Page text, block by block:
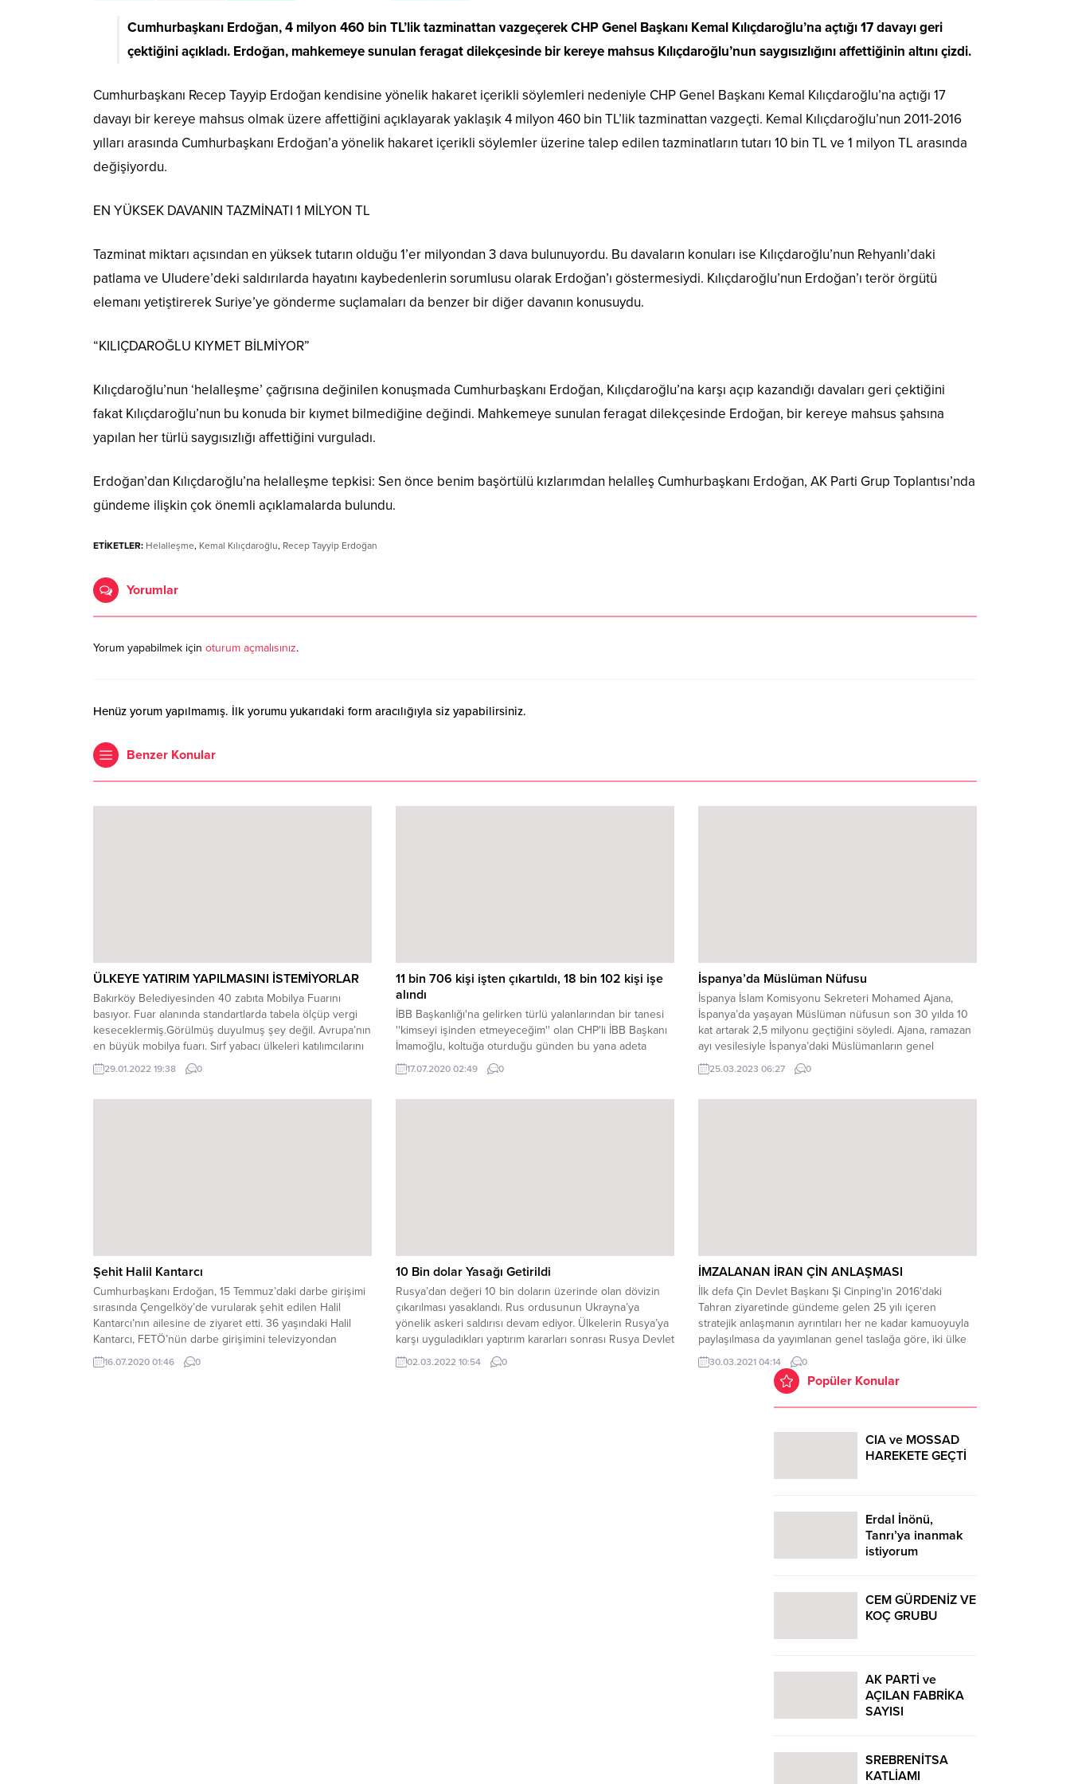
Cumhurbaşkanı Erdoğan, 4 milyon 460 bin TL’lik tazminattan vazgeçerek CHP Genel Başkanı Kemal Kılıçdaroğlu’na açtığı 17 davayı geri
çektiğini açıkladı. Erdoğan, mahkemeye sunulan feragat dilekçesinde bir kereye mahsus Kılıçdaroğlu’nun saygısızlığını affettiğinin altını çizdi.
Cumhurbaşkanı Recep Tayyip Erdoğan kendisine yönelik hakaret içerikli söylemleri nedeniyle CHP Genel Başkanı Kemal Kılıçdaroğlu’na açtığı 17
davayı bir kereye mahsus olmak üzere affettiğini açıklayarak yaklaşık 4 milyon 460 bin TL’lik tazminattan vazgeçti. Kemal Kılıçdaroğlu’nun 2011-2016
yılları arasında Cumhurbaşkanı Erdoğan’a yönelik hakaret içerikli söylemler üzerine talep edilen tazminatların tutarı 10 bin TL ve 1 milyon TL arasında
değişiyordu.
EN YÜKSEK DAVANIN TAZMİNATI 1 MİLYON TL
Tazminat miktarı açısından en yüksek tutarın olduğu 1’er milyondan 3 dava bulunuyordu. Bu davaların konuları ise Kılıçdaroğlu’nun Rehyanlı’daki
patlama ve Uludere’deki saldırılarda hayatını kaybedenlerin sorumlusu olarak Erdoğan’ı göstermesiydi. Kılıçdaroğlu’nun Erdoğan’ı terör örgütü
elemanı yetiştirerek Suriye’ye gönderme suçlamaları da benzer bir diğer davanın konusuydu.
“KILIÇDAROĞLU KIYMET BİLMİYOR”
Kılıçdaroğlu’nun ‘helalleşme’ çağrısına değinilen konuşmada Cumhurbaşkanı Erdoğan, Kılıçdaroğlu’na karşı açıp kazandığı davaları geri çektiğini
fakat Kılıçdaroğlu’nun bu konuda bir kıymet bilmediğine değindi. Mahkemeye sunulan feragat dilekçesinde Erdoğan, bir kereye mahsus şahsına
yapılan her türlü saygısızlığı affettiğini vurguladı.
Erdoğan’dan Kılıçdaroğlu’na helalleşme tepkisi: Sen önce benim başörtülü kızlarımdan helalleş Cumhurbaşkanı Erdoğan, AK Parti Grup Toplantısı’nda
gündeme ilişkin çok önemli açıklamalarda bulundu.
ETİKETLER: Helalleşme, Kemal Kılıçdaroğlu, Recep Tayyip Erdoğan
Yorumlar
Yorum yapabilmek için oturum açmalısınız.
Henüz yorum yapılmamış. İlk yorumu yukarıdaki form aracılığıyla siz yapabilirsiniz.
Benzer Konular
ÜLKEYE YATIRIM YAPILMASINI İSTEMİYORLAR
Bakırköy Belediyesinden 40 zabıta Mobilya Fuarını
basıyor. Fuar alanında standartlarda tabela ölçüp vergi
keseceklermiş.Görülmüş duyulmuş şey değil. Avrupa’nın
en büyük mobilya fuarı. Sırf yabacı ülkeleri katılımcılarını
rahatsız etmek için yapıyorlar. Bu yapılan ihanet değil
nedir? Avrupa’nın en büyük mobilya fuarında CHP’li
29.01.2022 19:38 0
11 bin 706 kişi işten çıkartıldı, 18 bin 102 kişi işe
alındı
İBB Başkanlığı'na gelirken türlü yalanlarından bir tanesi
''kimseyi işinden etmeyeceğim'' olan CHP'li İBB Başkanı
İmamoğlu, koltuğa oturduğu günden bu yana adeta
belediyede işçi bırakmadı. İmamoğlu şu ana kadar 11 bin
706 kişiyi ekmeğinden etti. Konuyla ilgili İmamoğlu’na
17.07.2020 02:49 0
İspanya’da Müslüman Nüfusu
​​​​​​​İspanya İslam Komisyonu Sekreteri Mohamed Ajana,
İspanya’da yaşayan Müslüman nüfusun son 30 yılda 10
kat artarak 2,5 milyonu geçtiğini söyledi. Ajana, ramazan
ayı vesilesiyle İspanya’daki Müslümanların genel
yaşamları ve karşılaştıkları sorunlarla ilgili
değerlendirmelerde bulundu. “İspanya’da son 30 yılda
25.03.2023 06:27 0
Şehit Halil Kantarcı
Cumhurbaşkanı Erdoğan, 15 Temmuz’daki darbe girişimi
sırasında Çengelköy’de vurularak şehit edilen Halil
Kantarcı’nın ailesine de ziyaret etti. 36 yaşındaki Halil
Kantarcı, FETÖ’nün darbe girişimini televizyondan
öğrendi. Çengelköy Karakolu’nun askerler tarafından
basıldığını duyan 3 çocuk babası Kantarcı, milli iradeye
16.07.2020 01:46 0
10 Bin dolar Yasağı Getirildi
Rusya’dan değeri 10 bin doların üzerinde olan dövizin
çıkarılması yasaklandı. Rus ordusunun Ukrayna’ya
yönelik askeri saldırısı devam ediyor. Ülkelerin Rusya’ya
karşı uyguladıkları yaptırım kararları sonrası Rusya Devlet
Başkanı Vladimir Putin finansal istikrara yönelik önlemleri
kapsayan kararnameyi imzaladı. Putin, kararname ile
02.03.2022 10:54 0
İMZALANAN İRAN ÇİN ANLAŞMASI
İlk defa Çin Devlet Başkanı Şi Cinping'in 2016'daki
Tahran ziyaretinde gündeme gelen 25 yılı içeren
stratejik anlaşmanın ayrıntıları her ne kadar kamuoyuyla
paylaşılmasa da yayımlanan genel taslağa göre, iki ülke
arasında "ekonomi, askeri, güvenlik, teknoloji ve enerji"
alanlarında iş birliği öngörülüyor. Bazı bölge uzmanları,
söz konusu anlaşmayla İran’ın yaptırımların olumsuz
30.03.2021 04:14 0
Popüler Konular
CIA ve MOSSAD
HAREKETE GEÇTİ
Erdal İnönü,
Tanrı’ya inanmak
istiyorum
CEM GÜRDENİZ VE
KOÇ GRUBU
AK PARTİ ve
AÇILAN FABRİKA
SAYISI
SREBRENİTSA
KATLİAMI